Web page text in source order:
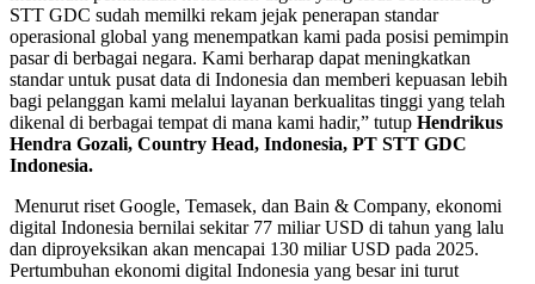
STT GDC sudah memilki rekam jejak penerapan standar
operasional global yang menempatkan kami pada posisi pemimpin
pasar di berbagai negara. Kami berharap dapat meningkatkan
standar untuk pusat data di Indonesia dan memberi kepuasan lebih
bagi pelanggan kami melalui layanan berkualitas tinggi yang telah
dikenal di berbagai tempat di mana kami hadir,” tutup Hendrikus
Hendra Gozali, Country Head, Indonesia, PT STT GDC
Indonesia.
Menurut riset Google, Temasek, dan Bain & Company, ekonomi
digital Indonesia bernilai sekitar 77 miliar USD di tahun yang lalu
dan diproyeksikan akan mencapai 130 miliar USD pada 2025.
Pertumbuhan ekonomi digital Indonesia yang besar ini turut